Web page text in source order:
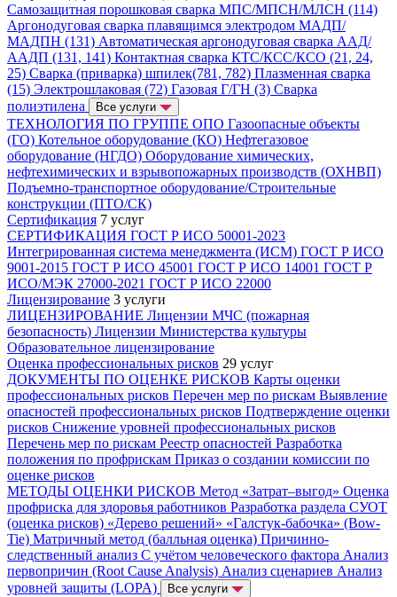
Самозащитная порошковая сварка МПС/МПСН/МЛСН (114)
Аргонодуговая сварка плавящимся электродом МАДП/
МАДПН (131) Автоматическая аргонодуговая сварка ААД/
ААДП (131, 141) Контактная сварка КТС/КСС/КСО (21, 24,
25) Сварка (приварка) шпилек(781, 782) Плазменная сварка
(15) Электрошлаковая (72) Газовая Г/ГН (3) Сварка
полиэтилена
Все услуги
ТЕХНОЛОГИЯ ПО ГРУППЕ ОПО Газоопасные объекты
(ГО) Котельное оборудование (КО) Нефтегазовое
оборудование (НГДО) Оборудование химических,
нефтехимических и взрывопожарных производств (ОХНВП)
Подъемно-транспортное оборудование/Строительные
конструкции (ПТО/СК)
Сертификация 7 услуг
СЕРТИФИКАЦИЯ ГОСТ Р ИСО 50001-2023
Интегрированная система менеджмента (ИСМ) ГОСТ Р ИСО
9001-2015 ГОСТ Р ИСО 45001 ГОСТ Р ИСО 14001 ГОСТ Р
ИСО/МЭК 27000-2021 ГОСТ Р ИСО 22000
Лицензирование 3 услуги
ЛИЦЕНЗИРОВАНИЕ Лицензии МЧС (пожарная
безопасность) Лицензии Министерства культуры
Образовательное лицензирование
Оценка профессиональных рисков 29 услуг
ДОКУМЕНТЫ ПО ОЦЕНКЕ РИСКОВ Карты оценки
профессиональных рисков Перечен мер по рискам Выявление
опасностей профессиональных рисков Подтверждение оценки
рисков Снижение уровней профессиональных рисков
Перечень мер по рискам Реестр опасностей Разработка
положения по профрискам Приказ о создании комиссии по
оценке рисков
МЕТОДЫ ОЦЕНКИ РИСКОВ Метод «Затрат–выгод» Оценка
профриска для здоровья работников Разработка раздела СУОТ
(оценка рисков) «Дерево решений» «Галстук-бабочка» (Bow-
Tie) Матричный метод (балльная оценка) Причинно-
следственный анализ С учётом человеческого фактора Анализ
первопричин (Root Cause Analysis) Анализ сценариев Анализ
уровней защиты (LOPA)
Все услуги